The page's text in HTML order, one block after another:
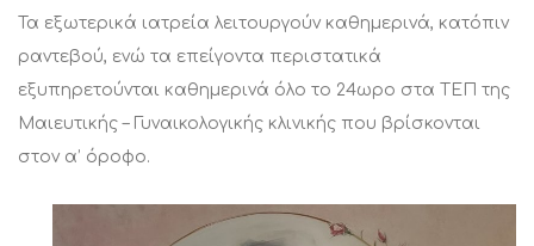
Τα εξωτερικά ιατρεία λειτουργούν καθημερινά, κατόπιν
ραντεβού, ενώ τα επείγοντα περιστατικά
εξυπηρετούνται καθημερινά όλο το 24ωρο στα ΤΕΠ της
Μαιευτικής – Γυναικολογικής κλινικής που βρίσκονται
στον α’ όροφο.